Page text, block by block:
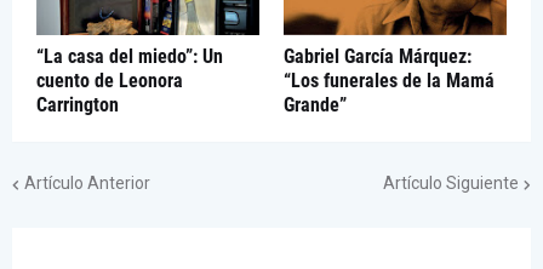
“La casa del miedo”: Un
cuento de Leonora
Carrington
Gabriel García Márquez:
“Los funerales de la Mamá
Grande”
Artículo Anterior Artículo Siguiente